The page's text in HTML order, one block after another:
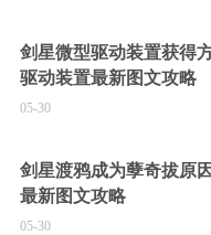
剑星微型驱动装置获得
驱动装置最新图文攻略
05-30
剑星渡鸦成为孽奇拔原
最新图文攻略
05-30